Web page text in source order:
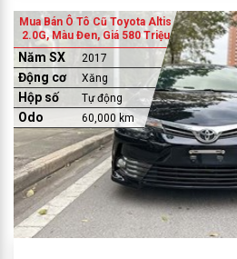
Mua Bán Ô Tô Cũ Toyota Altis
2.0G, Màu Đen, Giá 580 Triệu
Năm SX 2017
Động cơ Xăng
Hộp số Tự động
Odo 60,000 km